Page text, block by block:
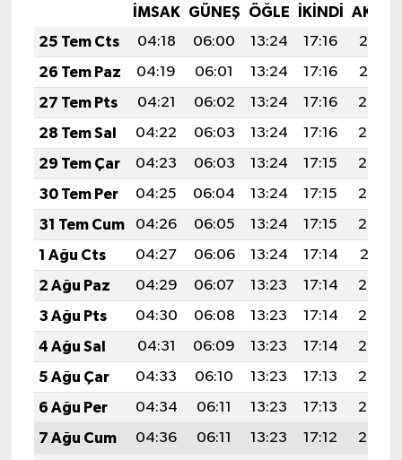
İMSAK GÜNEŞ ÖĞLE İKINDI
25 Tem Cts
04:18 06:00 13:24 17:16
20:37
26 Tem Paz
04:19 06:01 13:24 17:16
20:37
27 Tem Pts
04:21 06:02 13:24 17:16
20:36
28 Tem Sal
04:22 06:03 13:24 17:16
20:35
29 Tem Çar
04:23 06:03 13:24 17:15
20:34
30 Tem Per
04:25 06:04 13:24 17:15
20:33
31 Tem Cum
04:26 06:05 13:24 17:15
20:32
1 Ağu Cts
04:27 06:06 13:24 17:14
20:31
2 Ağu Paz
04:29 06:07 13:23 17:14
20:30
3 Ağu Pts
04:30 06:08 13:23 17:14
20:29
4 Ağu Sal
04:31 06:09 13:23 17:14
20:28
5 Ağu Çar
04:33 06:10 13:23 17:13
20:27
6 Ağu Per
04:34 06:11 13:23 17:13
20:26
7 Ağu Cum
04:36 06:11 13:23 17:12
20:25